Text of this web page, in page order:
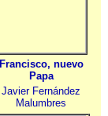
Francisco, nuevo
Papa
Javier Fernández
Malumbres